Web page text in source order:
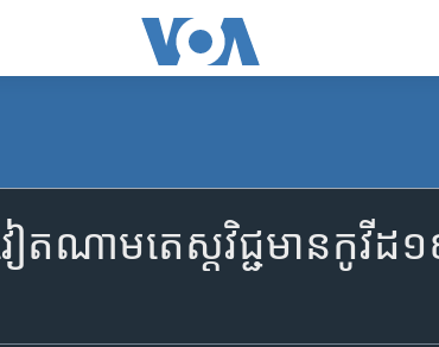
ស​វៀតណាម​តេស្ដ​វិជ្ជមាន​កូ